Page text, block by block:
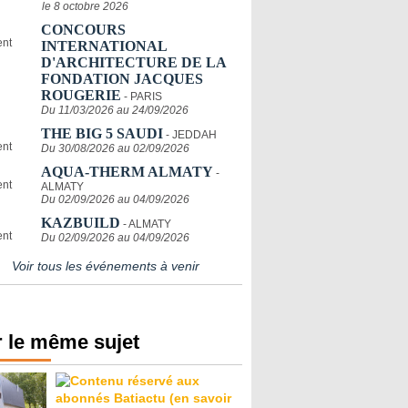
le 8 octobre 2026
CONCOURS
INTERNATIONAL
D'ARCHITECTURE DE LA
FONDATION JACQUES
ROUGERIE - PARIS
Du 11/03/2026 au 24/09/2026
THE BIG 5 SAUDI - JEDDAH
Du 30/08/2026 au 02/09/2026
AQUA-THERM ALMATY -
ALMATY
Du 02/09/2026 au 04/09/2026
KAZBUILD - ALMATY
Du 02/09/2026 au 04/09/2026
Voir tous les événements à venir
le même sujet